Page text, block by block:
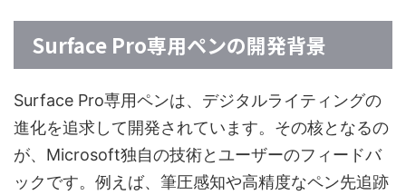
Surface Pro専用ペンの開発背景
Surface Pro専用ペンは、デジタルライティングの
進化を追求して開発されています。その核となるの
が、Microsoft独自の技術とユーザーのフィードバ
ックです。例えば、筆圧感知や高精度なペン先追跡